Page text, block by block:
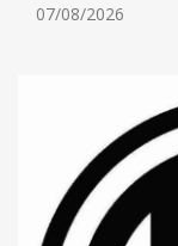
07/08/2026